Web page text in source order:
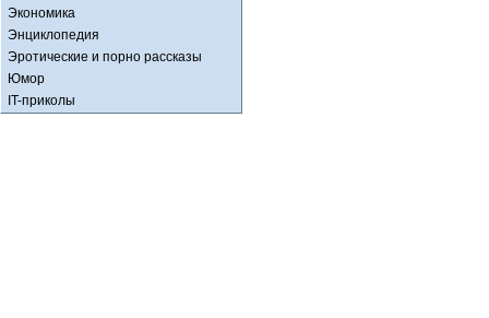
Экономика
Энциклопедия
Эротические и порно рассказы
Юмор
IT-приколы